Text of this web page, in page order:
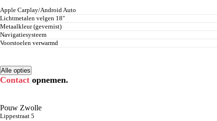
Apple Carplay/Android Auto
lichtmetalen velgen 18"
metaalkleur (gevernist)
navigatiesysteem
voorstoelen verwarmd
Alle opties
Contact opnemen.
Pouw Zwolle
Lippestraat 5